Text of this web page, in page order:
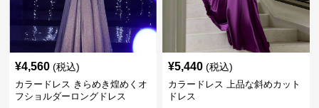
¥4,560 (税込)
カラードレス きらめき煌めくオ
フショルダーロングドレス
¥5,440 (税込)
カラードレス 上品な斜めカット
ドレス